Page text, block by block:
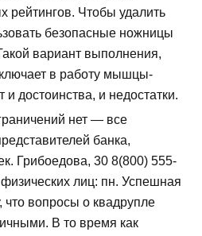
рейтингов. Чтобы удалить
безопасные ножницы
вариант выполнения,
в работу мышцы-
достоинства, и недостатки.
нет — все
банка,
Грибоедова, 30 8(800) 555-
лиц: пн. Успешная
что вопросы о квадрупле
В то время как